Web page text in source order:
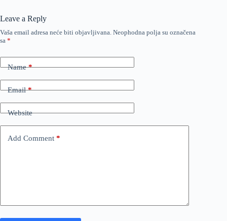
Leave a Reply
Vaša email adresa neće biti objavljivana. Neophodna polja su označena
sa *
Name*
Email*
Website
Add Comment *